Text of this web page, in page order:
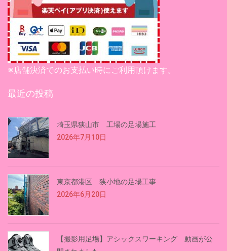
※店舗決済でのお支払い時にご利用頂けます。
最近の投稿
埼玉県狭山市 工場の足場施工
2026年7月10日
東京都港区 狭小地の足場工事
2026年6月20日
【撮影用足場】アシックスワーキング 動画が公